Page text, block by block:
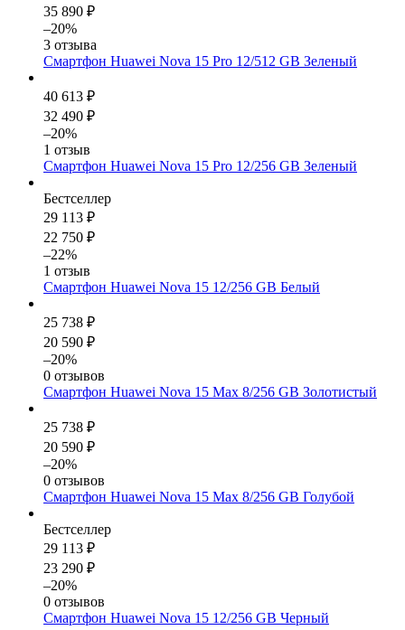
35 890 ₽
–20%
3 отзыва
Смартфон Huawei Nova 15 Pro 12/512 GB Зеленый
40 613 ₽
32 490 ₽
–20%
1 отзыв
Смартфон Huawei Nova 15 Pro 12/256 GB Зеленый
Бестселлер
29 113 ₽
22 750 ₽
–22%
1 отзыв
Смартфон Huawei Nova 15 12/256 GB Белый
25 738 ₽
20 590 ₽
–20%
0 отзывов
Смартфон Huawei Nova 15 Max 8/256 GB Золотистый
25 738 ₽
20 590 ₽
–20%
0 отзывов
Смартфон Huawei Nova 15 Max 8/256 GB Голубой
Бестселлер
29 113 ₽
23 290 ₽
–20%
0 отзывов
Смартфон Huawei Nova 15 12/256 GB Черный